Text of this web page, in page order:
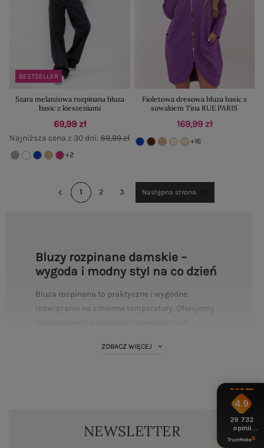
BESTSELLER
Szara melanżowa rozpinana bluza
basic z kieszeniami
69,99 zł
Najniższa cena z 30 dni:89,99 zł
+2
Fioletowa dresowa bluza basic z
suwakiem Tina RUE PARIS
169,99 zł
+16
1 2 3 Następna strona
Bluzy rozpinane damskie –
wygoda i modny styl na co dzień
Bluza rozpinana to praktyczne i wygodne
rozwiązanie na zmienne temperatury. Oferujemy
przewiewności. Wybierz bluzę rozpinaną, aby
na co dzień szykowne kreacje pokochały bluzy
ZOBACZ WIĘCEJ
NEWSLETTER
4.9
29 732
opinii
z całego